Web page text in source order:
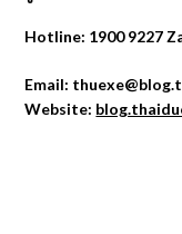
Hotline: 1900 9227
Email:
Website: